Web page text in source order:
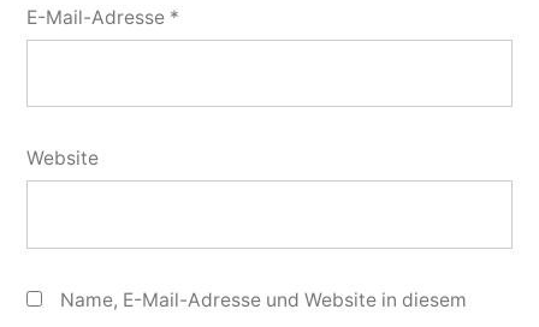
E-Mail-Adresse *
Website
Name, E-Mail-Adresse und Website in diesem